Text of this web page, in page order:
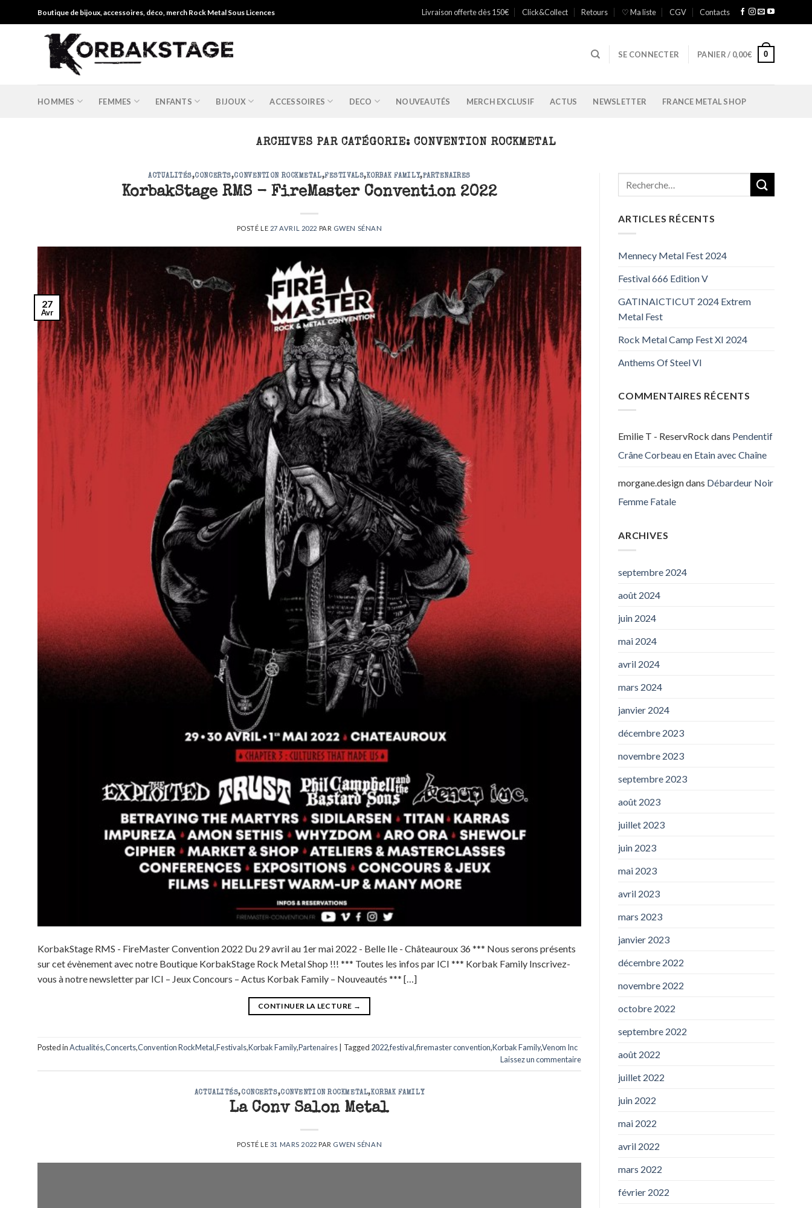
to
Boutique de bijoux, accessoires, déco, merch Rock Metal Sous Licences Livraison offerte dès 150€ Click&Collect Retours ♡ Ma liste CGV Contacts
SE CONNECTER PANIER / 0,00€ 0
HOMMES FEMMES ENFANTS BIJOUX ACCESSOIRES DECO NOUVEAUTÉS MERCH EXCLUSIF ACTUS NEWSLETTER FRANCE METAL SHOP
ARCHIVES PAR CATÉGORIE: CONVENTION ROCKMETAL
ACTUALITÉS,CONCERTS,CONVENTION ROCKMETAL,FESTIVALS,KORBAK FAMILY,PARTENAIRES
KorbakStage RMS - FireMaster Convention 2022
POSTÉ LE 27 AVRIL 2022 PAR GWEN SÉNAN
27
Avr
KorbakStage RMS - FireMaster Convention 2022 Du 29 avril au 1er mai 2022 - Belle Ile - Châteauroux 36 *** Nous serons présents
sur cet évènement avec notre Boutique KorbakStage Rock Metal Shop !!! *** Toutes les infos par ICI *** Korbak Family Inscrivez-
vous à notre newsletter par ICI – Jeux Concours – Actus Korbak Family – Nouveautés *** […]
CONTINUER LA LECTURE →
Posted inActualités,Concerts,Convention RockMetal,Festivals,Korbak Family,Partenaires Tagged 2022,festival,firemaster convention,Korbak Family,Venom Inc
Laissez un commentaire
ACTUALITÉS,CONCERTS,CONVENTION ROCKMETAL,KORBAK FAMILY
La Conv Salon Metal
POSTÉ LE 31 MARS 2022 PAR GWEN SÉNAN
ARTICLES RÉCENTS
Mennecy Metal Fest 2024
Festival 666 Edition V
GATINAICTICUT 2024 Extrem
Metal Fest
Rock Metal Camp Fest XI 2024
Anthems Of Steel VI
COMMENTAIRES RÉCENTS
Emilie T - ReservRock dans Pendentif
Crâne Corbeau en Etain avec Chaîne
morgane.designdans Débardeur Noir
Femme Fatale
ARCHIVES
septembre 2024
août 2024
juin 2024
mai 2024
avril 2024
mars 2024
janvier 2024
décembre 2023
novembre 2023
septembre 2023
août 2023
juillet 2023
juin 2023
mai 2023
avril 2023
mars 2023
janvier 2023
décembre 2022
novembre 2022
octobre 2022
septembre 2022
août 2022
juillet 2022
juin 2022
mai 2022
avril 2022
mars 2022
février 2022